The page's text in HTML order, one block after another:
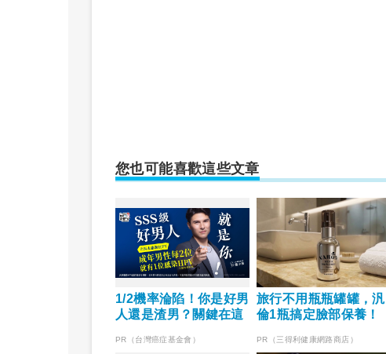
您也可能喜歡這些文章
1/2機率淪陷！你是好男
人還是渣男？關鍵在這
PR（台灣癌症基金會）
旅行不用瓶瓶罐罐，汎
倫1瓶搞定臉部保養！
PR（三得利健康網路商店）